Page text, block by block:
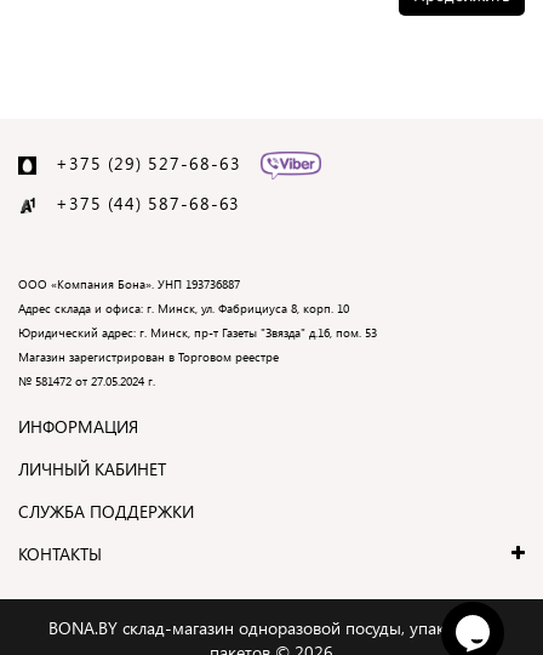
+375 (29) 527-68-63
+375 (44) 587-68-63
ООО «Компания Бона». УНП 193736887
Адрес склада и офиса: г. Минск, ул. Фабрициуса 8, корп. 10
Юридический адрес: г. Минск, пр-т Газеты "Звязда" д.16, пом. 53
Магазин зарегистрирован в Торговом реестре
№ 581472 от 27.05.2024 г.
ИНФОРМАЦИЯ
ЛИЧНЫЙ КАБИНЕТ
СЛУЖБА ПОДДЕРЖКИ
КОНТАКТЫ
BONA.BY склад-магазин одноразовой посуды, упаковки и